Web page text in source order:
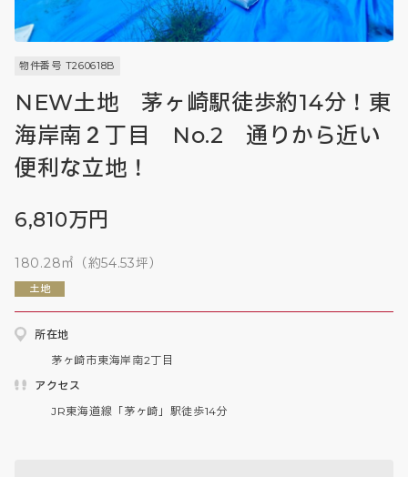
物件番号 T260618B
NEW土地 茅ヶ崎駅徒歩約14分！東
海岸南２丁目 No.2 通りから近い
便利な立地！
6,810万円
180.28㎡（約54.53坪）
土地
所在地
茅ヶ崎市東海岸南2丁目
アクセス
JR東海道線「茅ヶ崎」駅徒歩14分